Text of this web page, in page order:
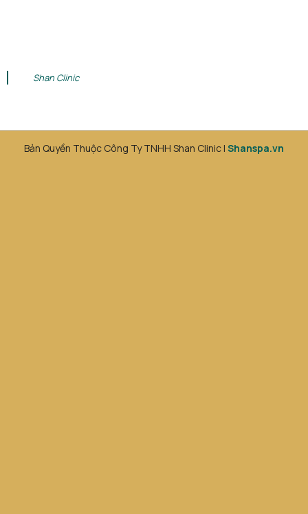
Shan Clinic
Bản Quyền Thuộc Công Ty TNHH Shan Clinic | Shanspa.vn